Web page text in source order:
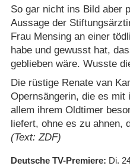
So gar nicht ins Bild aber
Aussage der
Frau Mensing an einer
habe und gewusst hat,
geblieben wäre. Wusste
Die rüstige Renate van
Opernsängerin, die es mit
allem ihrem Oldtimer
liefert, ohne es zu ahnen,
(Text: ZDF)
Deutsche TV-Premiere Di.